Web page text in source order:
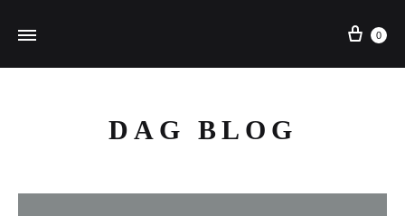
Cart
0
DAG BLOG